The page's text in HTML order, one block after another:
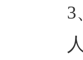
3、
人